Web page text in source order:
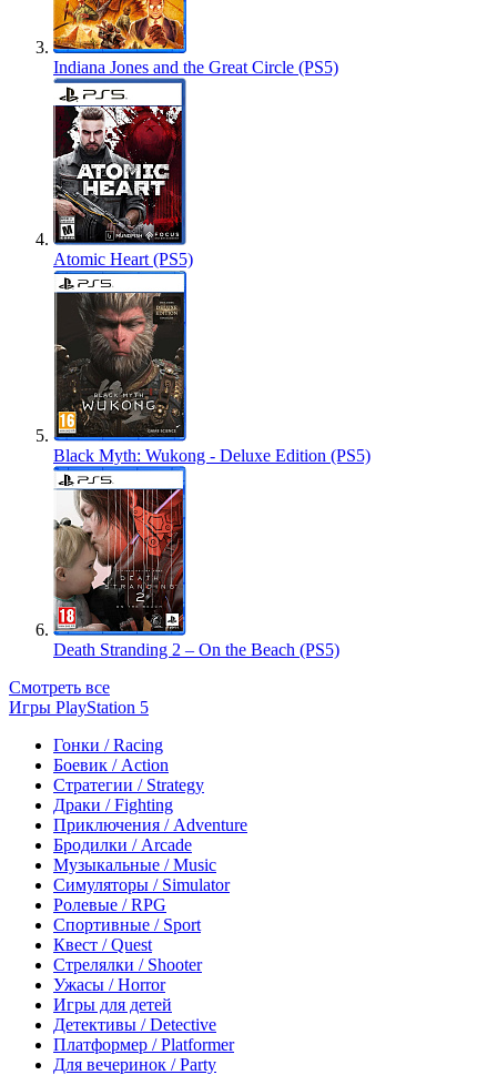
Indiana Jones and the Great Circle (PS5)
Atomic Heart (PS5)
Black Myth: Wukong - Deluxe Edition (PS5)
Death Stranding 2 – On the Beach (PS5)
Смотреть все
Игры PlayStation 5
Гонки / Racing
Боевик / Action
Стратегии / Strategy
Драки / Fighting
Приключения / Adventure
Бродилки / Arcade
Музыкальные / Music
Симуляторы / Simulator
Ролевые / RPG
Спортивные / Sport
Квест / Quest
Стрелялки / Shooter
Ужасы / Horror
Игры для детей
Детективы / Detective
Платформер / Platformer
Для вечеринок / Party